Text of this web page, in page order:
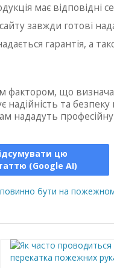
має відповідні
завжди готові
гарантія, а
що
надійність та
нададуть
цю
(Google AI)
бути на